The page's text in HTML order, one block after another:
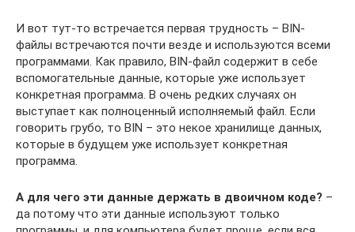
И вот тут-то встречается первая трудность – BIN-
файлы встречаются почти везде и используются всеми
программами. Как правило, BIN-файл содержит в себе
вспомогательные данные, которые уже использует
конкретная программа. В очень редких случаях он
выступает как полноценный исполняемый файл. Если
говорить грубо, то BIN – это некое хранилище данных,
которые в будущем уже использует конкретная
программа.
А для чего эти данные держать в двоичном коде? –
да потому что эти данные используют только